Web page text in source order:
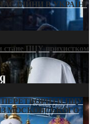
ВІЙНИ В УКРАЇНІ
стане ПЦУ прихистком
ПЦУ
МОСКОВСЬКОГО